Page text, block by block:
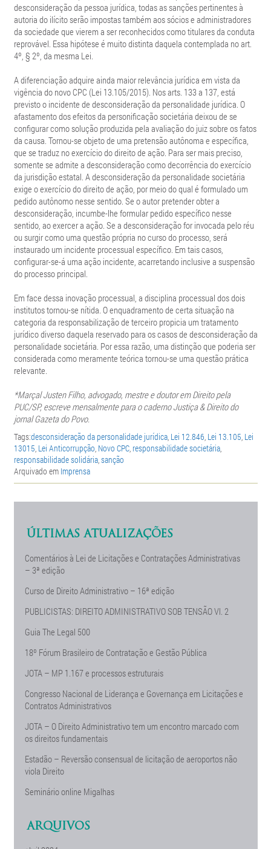
desconsideração da pessoa jurídica, todas as sanções pertinentes à
autoria do ilícito serão impostas também aos sócios e administradores
da sociedade que vierem a ser reconhecidos como titulares da conduta
reprovável. Essa hipótese é muito distinta daquela contemplada no art.
4º, § 2º, da mesma Lei.
A diferenciação adquire ainda maior relevância jurídica em vista da
vigência do novo CPC (Lei 13.105/2015). Nos arts. 133 a 137, está
previsto o incidente de desconsideração da personalidade jurídica. O
afastamento dos efeitos da personificação societária deixou de se
configurar como solução produzida pela avaliação do juiz sobre os fatos
da causa. Tornou-se objeto de uma pretensão autônoma e específica,
que se traduz no exercício do direito de ação. Para ser mais preciso,
somente se admite a desconsideração como decorrência do exercício
da jurisdição estatal. A desconsideração da personalidade societária
exige o exercício do direito de ação, por meio do qual é formulado um
pedido autônomo nesse sentido. Se o autor pretender obter a
desconsideração, incumbe-lhe formular pedido específico nesse
sentido, ao exercer a ação. Se a desconsideração for invocada pelo réu
ou surgir como uma questão própria no curso do processo, será
instaurado um incidente processual específico. Em tais casos,
configurar-se-á uma ação incidente, acarretando inclusive a suspensão
do processo principal.
Em face dessa inovação processual, a disciplina processual dos dois
institutos tornou-se nítida. O enquadramento de certa situação na
categoria da responsabilização de terceiro propicia um tratamento
jurídico diverso daquela reservado para os casos de desconsideração da
personalidade societária. Por essa razão, uma distinção que poderia ser
considerada como meramente teórica tornou-se uma questão prática
relevante.
*Marçal Justen Filho, advogado, mestre e doutor em Direito pela
PUC/SP, escreve mensalmente para o caderno Justiça & Direito do
jornal Gazeta do Povo.
Tags:desconsideração da personalidade jurídica, Lei 12.846, Lei 13.105, Lei
13015, Lei Anticorrupção, Novo CPC, responsabilidade societária,
responsabilidade solidária,sanção
Arquivado em Imprensa
ÚLTIMAS ATUALIZAÇÕES
Comentários à Lei de Licitações e Contratações Administrativas
– 3ª edição
Curso de Direito Administrativo – 16ª edição
PUBLICISTAS: DIREITO ADMINISTRATIVO SOB TENSÃO Vl. 2
Guia The Legal 500
18º Fórum Brasileiro de Contratação e Gestão Pública
JOTA – MP 1.167 e processos estruturais
Congresso Nacional de Liderança e Governança em Licitações e
Contratos Administrativos
JOTA – O Direito Administrativo tem um encontro marcado com
os direitos fundamentais
Estadão – Reversão consensual de licitação de aeroportos não
viola Direito
Seminário online Migalhas
ARQUIVOS